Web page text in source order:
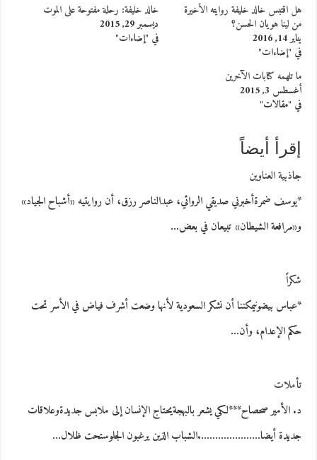
هل اقتبس خالد خليفة روايته الأخيرة
من لينا هويان الحسن؟
يناير 14, 2016
في "إضاءات"
خالد خليفة: رحلة مفتوحة على الموت
ديسمبر 29, 2015
في "إضاءات"
ما تلهمه كتابات الآخرين
أغسطس 3, 2015
في "مقالات"
إقرأ أيضاً
جاذبية العناوين
*يوسف ضمرةأخبرني صديقي الروائي، عبدالناصر رزق، أن روايتيه «أشباح الجياد»
و«مرافعة الشيطان» تبيعان في بعض…
شكراً
*عباس بيضونيمكننا أن نشكر السعودية لأنها وضعت أشرف فياض في الأسر تحت
حكم الإعدام، وأن…
تأملات
د. الأمير صحصاح***لكي يشعر بالبهجةيحتاج الإنسان إلى ملابس جديدةوعلاقات
جديدة أيضا………………….الشباب الذين يرغبون الجلوستحت ظلال…